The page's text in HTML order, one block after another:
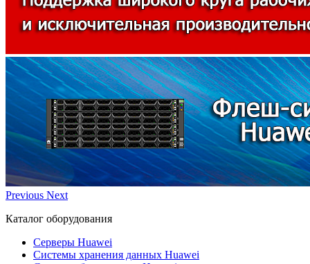
Previous Next
Каталог оборудования
Серверы Huawei
Системы хранения данных Huawei